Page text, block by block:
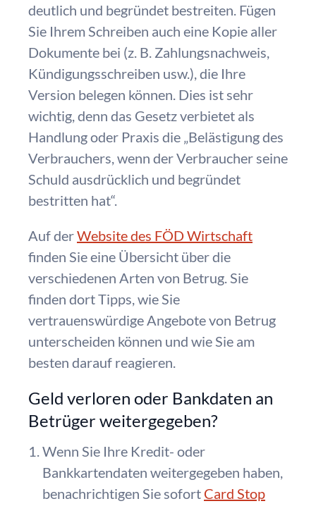
deutlich und begründet bestreiten. Fügen
Sie Ihrem Schreiben auch eine Kopie aller
Dokumente bei (z. B. Zahlungsnachweis,
Kündigungsschreiben usw.), die Ihre
Version belegen können. Dies ist sehr
wichtig, denn das Gesetz verbietet als
Handlung oder Praxis die „Belästigung des
Verbrauchers, wenn der Verbraucher seine
Schuld ausdrücklich und begründet
bestritten hat“.
Auf derWebsite des FÖD Wirtschaft
finden Sie eine Übersicht über die
verschiedenen Arten von Betrug. Sie
finden dort Tipps, wie Sie
vertrauenswürdige Angebote von Betrug
unterscheiden können und wie Sie am
besten darauf reagieren.
Geld verloren oder Bankdaten an
Betrüger weitergegeben?
Wenn Sie Ihre Kredit- oder
Bankkartendaten weitergegeben haben,
benachrichtigen Sie sofort Card Stop